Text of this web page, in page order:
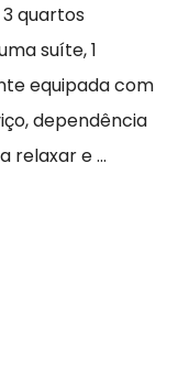
quartos
suíte, 1
equipada com
dependência
relaxar e ...